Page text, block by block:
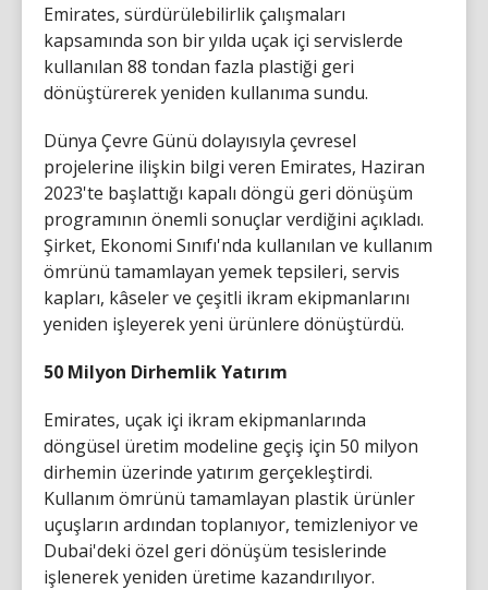
Emirates, sürdürülebilirlik çalışmaları
kapsamında son bir yılda uçak içi servislerde
kullanılan 88 tondan fazla plastiği geri
dönüştürerek yeniden kullanıma sundu.
Dünya Çevre Günü dolayısıyla çevresel
projelerine ilişkin bilgi veren Emirates, Haziran
2023'te başlattığı kapalı döngü geri dönüşüm
programının önemli sonuçlar verdiğini açıkladı.
Şirket, Ekonomi Sınıfı'nda kullanılan ve kullanım
ömrünü tamamlayan yemek tepsileri, servis
kapları, kâseler ve çeşitli ikram ekipmanlarını
yeniden işleyerek yeni ürünlere dönüştürdü.
50 Milyon Dirhemlik Yatırım
Emirates, uçak içi ikram ekipmanlarında
döngüsel üretim modeline geçiş için 50 milyon
dirhemin üzerinde yatırım gerçekleştirdi.
Kullanım ömrünü tamamlayan plastik ürünler
uçuşların ardından toplanıyor, temizleniyor ve
Dubai'deki özel geri dönüşüm tesislerinde
işlenerek yeniden üretime kazandırılıyor.